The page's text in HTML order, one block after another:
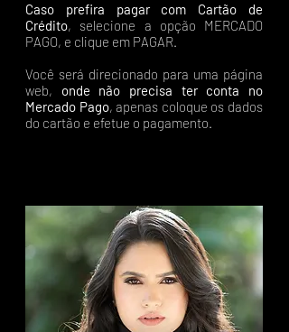
Caso prefira pagar com Cartão de
Crédito, selecione a opção MERCADO
PAGO, e clique em PAGAR.
Você será direcionado para uma página
web, onde não precisa ter conta no
Mercado Pago, apenas coloque os dados
do cartão e efetue o pagamento.